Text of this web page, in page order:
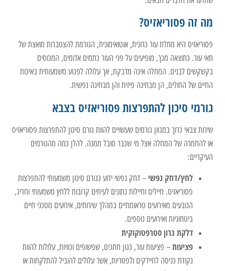
מה זה פסוריאזיס?
פסוריאזיס היא מחלת עור כרונית, אוטואימונית, הגורמת להצטברות מואצת של
תאי עור. כתוצאה מכך, מופיעים על פני העור כתמים אדומים, המכוסים
בקשקשים לבנים. המחלה אינה מדבקת, אך עלולה לפגוע משמעותית באיכות
החיים של החולים, הן מבחינה פיזית והן מבחינה נפשית.
גורמי סיכון להתפרצות פסוריאזיס בצבא
שירות צבאי כרוך במגוון גורמים שעשויים להוות גורם סיכון להתפרצות פסוריאזיס
או להחמרה של המחלה אצל מי שכבר סובל ממנה. להלן כמה מהגורמים
העיקריים:
לחץ/דחק נפשי – דחק נפשי ידוע כגורם סיכון משמעותי להתפרצות
פסוריאזיס. חיילים וחיילות נתונים לעיתים קרובות ללחץ משמעותי וחריג,
הנובעים מאירועים טראומתיים במהלך שירותים, אירועים מסכני חיים
ביטחוניות ואירועים נוספים.
דלקת גרון סטרפטוקוקית
פציעות – פציעות עור, כגון חתכים, שפשופים וכוויות, עלולות להוות
נקודת כניסה לחיידקים ולפטריות, אשר עלולים להוביל להתלקחות או